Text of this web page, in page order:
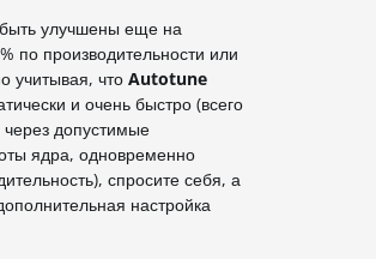
быть улучшены еще на
по производительности или
учитывая, что Autotune
и очень быстро (всего
допустимые
ядра, одновременно
спросите себя, а
настройка